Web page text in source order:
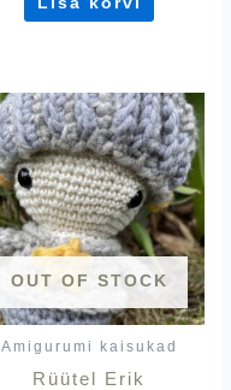
OUT OF STOCK
Amigurumi kaisukad
Rüütel Erik